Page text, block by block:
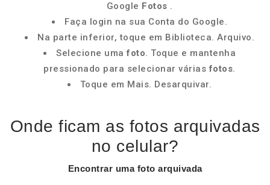
Google Fotos .
Faça login na sua Conta do Google.
Na parte inferior, toque em Biblioteca. Arquivo.
Selecione umafoto. Toque e mantenha
pressionado para selecionar váriasfotos.
Toque em Mais. Desarquivar.
Onde ficam as fotos arquivadas
no celular?
Encontrar uma foto arquivada